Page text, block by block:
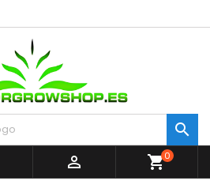

 shopping_cart0